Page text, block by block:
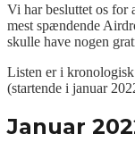
Vi har besluttet os for
mest spændende
skulle have nogen
Listen er i
(startende i januar
Januar